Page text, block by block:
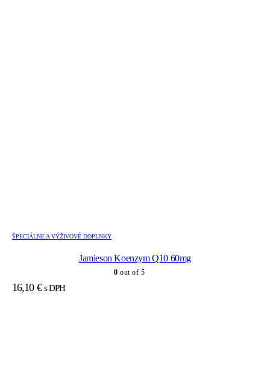
ŠPECIÁLNE A VÝŽIVOVÉ DOPLNKY
Jamieson Koenzym Q10 60mg
0 out of 5
16,10 € s DPH